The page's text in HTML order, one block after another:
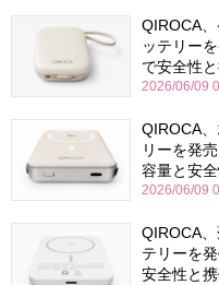
QIROCA
ッテリー
で安全性
2026/06/09
QIROCA
リーを発
容量と安
2026/06/09
QIROCA
テリーを
安全性と